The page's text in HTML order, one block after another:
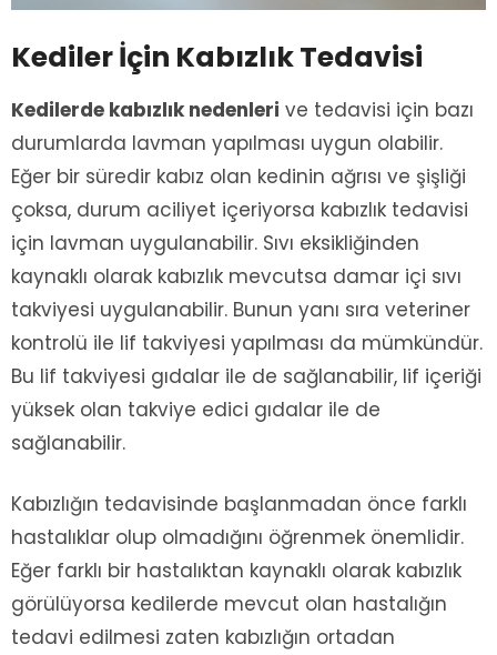
Kediler İçin Kabızlık Tedavisi
Kedilerde kabızlık nedenleri ve tedavisi için bazı
durumlarda lavman yapılması uygun olabilir.
Eğer bir süredir kabız olan kedinin ağrısı ve şişliği
çoksa, durum aciliyet içeriyorsa kabızlık tedavisi
için lavman uygulanabilir. Sıvı eksikliğinden
kaynaklı olarak kabızlık mevcutsa damar içi sıvı
takviyesi uygulanabilir. Bunun yanı sıra veteriner
kontrolü ile lif takviyesi yapılması da mümkündür.
Bu lif takviyesi gıdalar ile de sağlanabilir, lif içeriği
yüksek olan takviye edici gıdalar ile de
sağlanabilir.
Kabızlığın tedavisinde başlanmadan önce farklı
hastalıklar olup olmadığını öğrenmek önemlidir.
Eğer farklı bir hastalıktan kaynaklı olarak kabızlık
görülüyorsa kedilerde mevcut olan hastalığın
tedavi edilmesi zaten kabızlığın ortadan